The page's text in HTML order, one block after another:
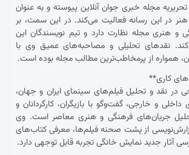
به تیم تحریریه مجله خبری جوان آنلاین پیوسته و به عنوان
در این رسانه فعالیت می‌کند. در این سمت، بر
و هنری مجله نظارت دارد و تیم نویسندگان این
نقدهای تحلیلی و مصاحبه‌های عمیق وی با
همواره از پرمخاطب‌ترین مطالب مجله بوده است.
کاری**
نقد و تحلیل فیلم‌های سینمای ایران و جهان،
و خارجی، گفت‌وگو با بازیگران، کارگردانان و
جریان‌های فرهنگی و هنری معاصر است. وی
از پشت صحنه فیلم‌ها، معرفی کتاب‌های
آثار جدید نمایش خانگی تجربه قابل توجهی دارد.